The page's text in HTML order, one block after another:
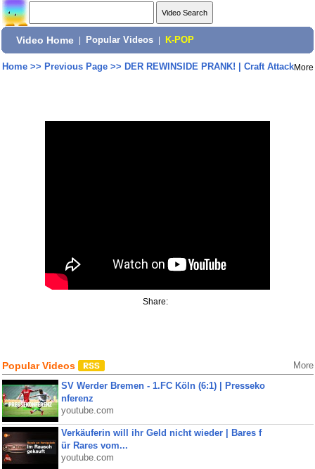
Video Home Popular Videos K-POP
Home>> Previous Page>> DER REWINSIDE PRANK! | Craft AttackMore
Share:
Popular Videos More
SV Werder Bremen - 1.FC Köln (6:1) | Presseko
nferenz
youtube.com
Verkäuferin will ihr Geld nicht wieder | Bares f
ür Rares vom...
youtube.com